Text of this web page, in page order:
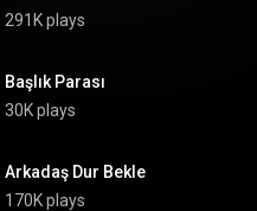
291K plays
Başlık Parası
30K plays
Arkadaş Dur Bekle
170K plays